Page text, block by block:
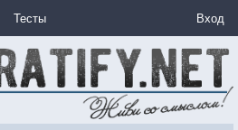
Тесты Вход